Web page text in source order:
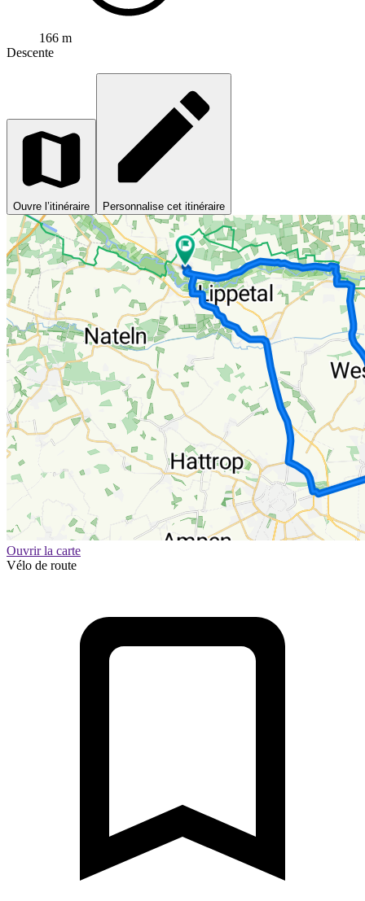
166 m
Descente
Ouvre l’itinéraire Personnalise cet itinéraire
Ouvrir la carte
Vélo de route